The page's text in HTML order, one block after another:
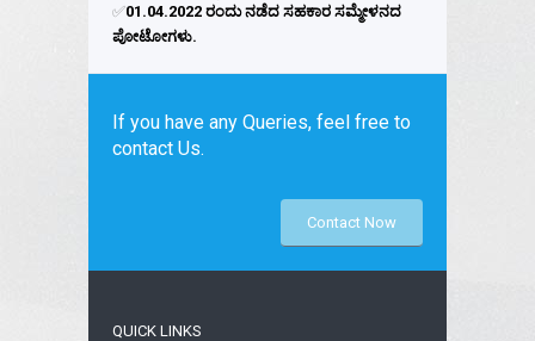
✅01.04.2022 ರಂದು ನಡೆದ ಸಹಕಾರ ಸಮ್ಮೇಳನದ
ಪೋಟೋಗಳು.
If you have any Queries, feel free to
contact Us.
Contact Now
QUICK LINKS